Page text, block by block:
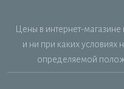
Цены в интернет-
и ни при каких условиях
определяемой